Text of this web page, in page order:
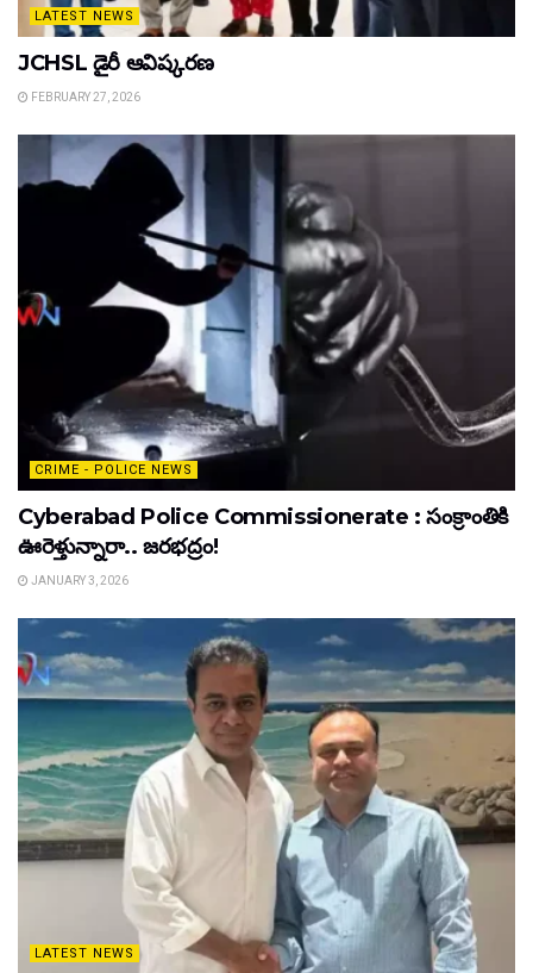
LATEST NEWS
JCHSL డైరీ ఆవిష్కరణ
FEBRUARY 27, 2026
CRIME - POLICE NEWS
Cyberabad Police Commissionerate : సంక్రాంతికి
ఊరెళ్తున్నారా.. జరభద్రం!
JANUARY 3, 2026
LATEST NEWS